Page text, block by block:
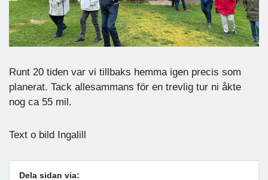
Runt 20 tiden var vi tillbaks hemma igen precis som
planerat. Tack allesammans för en trevlig tur ni åkte
nog ca 55 mil.
Text o bild Ingalill
Dela sidan via: